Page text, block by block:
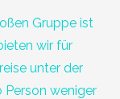
Gruppe ist
wir für
unter der
Person weniger